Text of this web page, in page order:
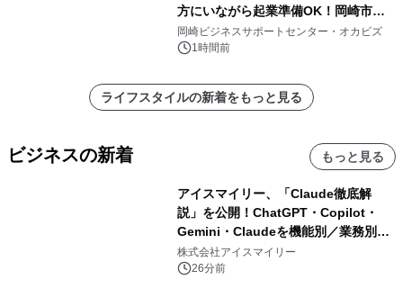
方にいながら起業準備OK！岡崎市を
挑戦者があつまるまちに～
岡崎ビジネスサポートセンター・オカビズ
1時間前
ライフスタイルの新着をもっと見る
ビジネスの新着 もっと見る
アイスマイリー、「Claude徹底解
説」を公開！ChatGPT・Copilot・
Gemini・Claudeを機能別／業務別に
比較―自社に合う生成AIの選び方がわ
かる実践ガイド
株式会社アイスマイリー
26分前